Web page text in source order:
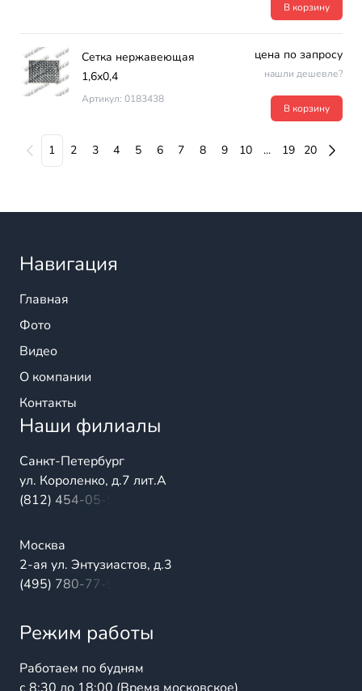
В корзину
Сетка нержавеющая
1,6х0,4
Артикул: 0183438
цена по запросу
нашли дешевле?
В корзину
1 2 3 4 5 6 7 8 9 10 ... 19 20
Навигация
Главная
Фото
Видео
О компании
Контакты
Наши филиалы
Санкт-Петербург
ул. Короленко, д.7 лит.А
(812) 454-05-54
Москва
2-ая ул. Энтузиастов, д.3
(495) 780-77-98
Режим работы
Работаем по будням